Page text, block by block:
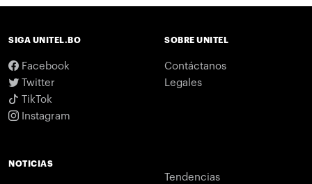
SIGA UNITEL.BO
Facebook
Twitter
TikTok
Instagram
SOBRE UNITEL
Contáctanos
Legales
NOTICIAS
Tendencias